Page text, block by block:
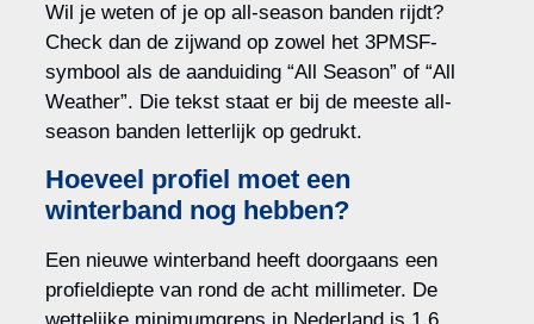
Wil je weten of je op all-season banden rijdt?
Check dan de zijwand op zowel het 3PMSF-
symbool als de aanduiding “All Season” of “All
Weather”. Die tekst staat er bij de meeste all-
season banden letterlijk op gedrukt.
Hoeveel profiel moet een
winterband nog hebben?
Een nieuwe winterband heeft doorgaans een
profieldiepte van rond de acht millimeter. De